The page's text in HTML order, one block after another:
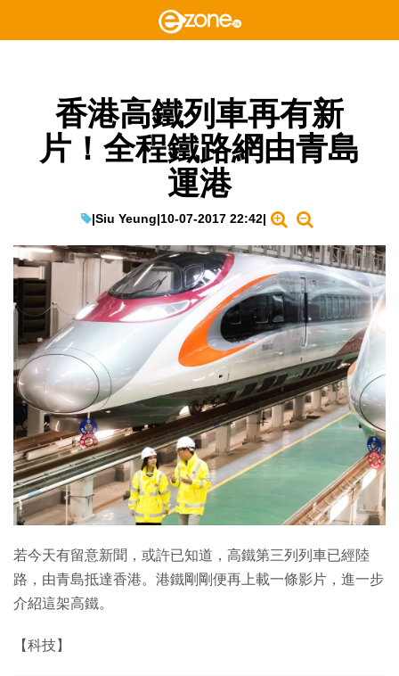
香港高鐵列車再有新
片！全程鐵路網由青島
運港
|Siu Yeung|10-07-2017 22:42|
若今天有留意新聞，或許已知道，高鐵第三列列車已經陸
路，由青島抵達香港。港鐵剛剛便再上載一條影片，進一步
介紹這架高鐵。
【科技】